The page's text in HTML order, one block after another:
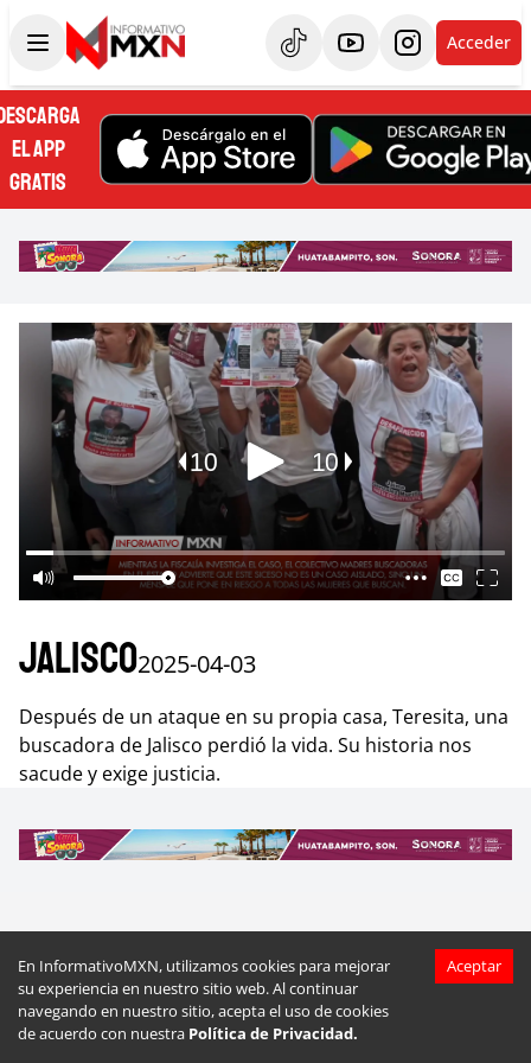
En InformativoMXN, utilizamos cookies para mejorar
su experiencia en nuestro sitio web. Al continuar
navegando en nuestro sitio, acepta el uso de cookies
de acuerdo con nuestra Política de Privacidad.
Aceptar
Acceder
EL APP
GRATIS
Jalisco2025-04-03
Después de un ataque en su propia casa, Teresita, una
buscadora de Jalisco perdió la vida. Su historia nos
sacude y exige justicia.